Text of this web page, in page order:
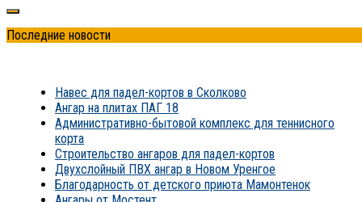
Последние новости
Навес для падел-кортов в Сколково
Ангар на плитах ПАГ 18
Административно-бытовой комплекс для теннисного
корта
Строительство ангаров для падел-кортов
Двухслойный ПВХ ангар в Новом Уренгое
Благодарность от детского приюта Мамонтенок